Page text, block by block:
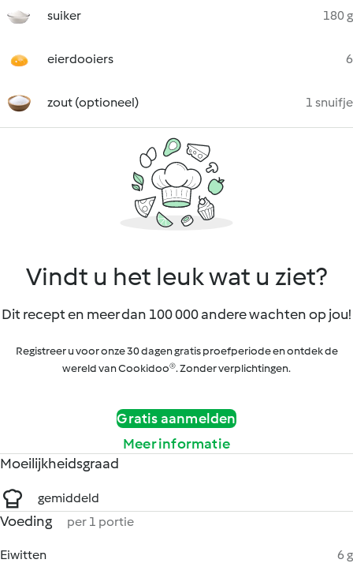
suiker 180 g
eierdooiers 6
zout (optioneel) 1 snuifje
Vindt u het leuk wat u ziet?
Dit recept en meer dan 100 000 andere wachten op jou!
Registreer u voor onze 30 dagen gratis proefperiode en ontdek de
wereld van Cookidoo®. Zonder verplichtingen.
Gratis aanmelden
Meer informatie
Moeilijkheidsgraad
gemiddeld
Voeding per 1 portie
Eiwitten
6 g